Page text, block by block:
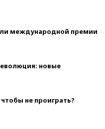
международной премии
новые
не проиграть?